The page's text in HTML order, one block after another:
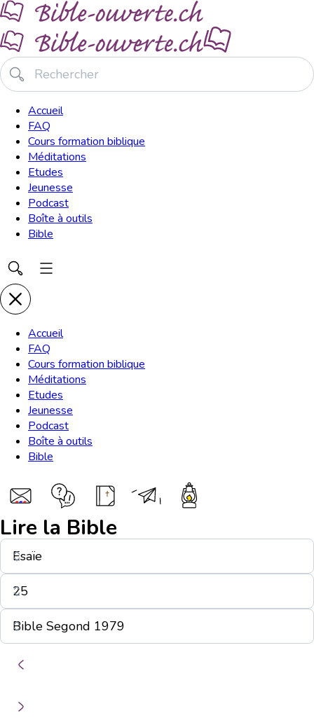
Accueil
FAQ
Cours formation biblique
Méditations
Etudes
Jeunesse
Podcast
Boîte à outils
Bible
Accueil
FAQ
Cours formation biblique
Méditations
Etudes
Jeunesse
Podcast
Boîte à outils
Bible
Lire la Bible